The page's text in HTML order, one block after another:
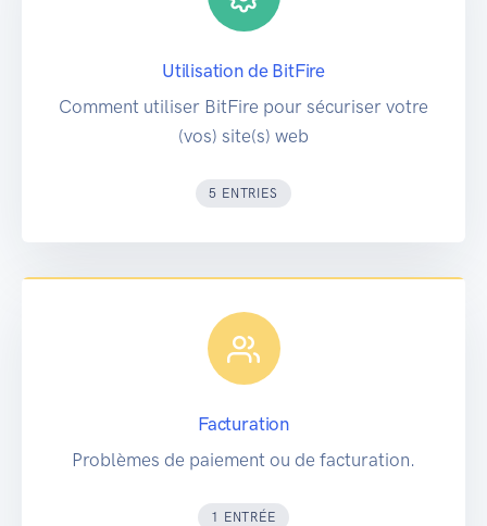
Utilisation de BitFire
Comment utiliser BitFire pour sécuriser votre
(vos) site(s) web
5 ENTRIES
Facturation
Problèmes de paiement ou de facturation.
1 ENTRÉE